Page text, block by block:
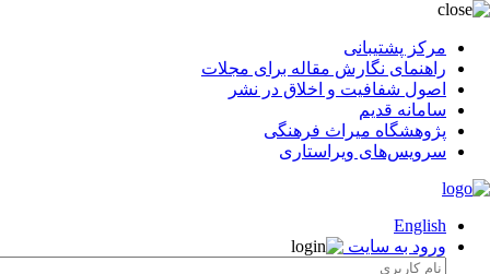
مرکز پشتیبانی
راهنمای نگارش مقاله برای مجلات
اصول شفافیت و اخلاق در نشر
سامانه قدیم
پژوهشگاه میراث فرهنگی
سرویس‌های ویراستاری
English
ورود به سایت